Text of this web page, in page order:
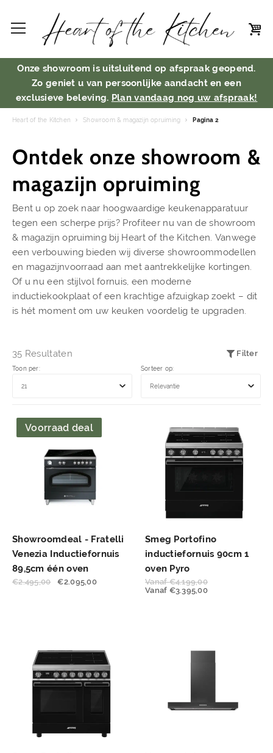
Onze showroom is uitsluitend op afspraak geopend.
Zo geniet u van persoonlijke aandacht en een
exclusieve beleving. Plan vandaag nog uw afspraak!
Heart of the Kitchen Showroom & magazijn opruiming Pagina 2
Ontdek onze showroom &
magazijn opruiming
Bent u op zoek naar hoogwaardige keukenapparatuur
tegen een scherpe prijs? Profiteer nu van de showroom
& magazijn opruiming bij Heart of the Kitchen. Vanwege
een verbouwing bieden wij diverse showroommodellen
en magazijnvoorraad aan met aantrekkelijke kortingen.
Of u nu een stijlvol fornuis, een moderne
inductiekookplaat of een krachtige afzuigkap zoekt – dit
is hét moment om uw keuken voordelig te upgraden.
35 Resultaten Filter
Toon per: Sorteer op:
Voorraad deal
Showroomdeal - Fratelli
Venezia Inductiefornuis
89,5cm één oven
€2.495,00 €2.095,00
Smeg Portofino
inductiefornuis 90cm 1
oven Pyro
Vanaf€4.199,00
Vanaf €3.395,00